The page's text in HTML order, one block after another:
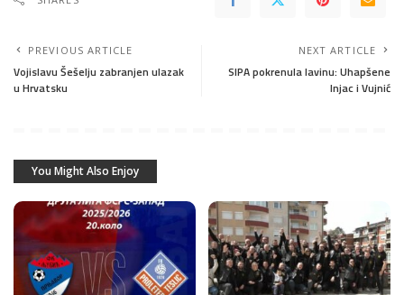
PREVIOUS ARTICLE
Vojislavu Šešelju zabranjen ulazak
u Hrvatsku
NEXT ARTICLE
SIPA pokrenula lavinu: Uhapšene
Injac i Vujnić
You Might Also Enjoy